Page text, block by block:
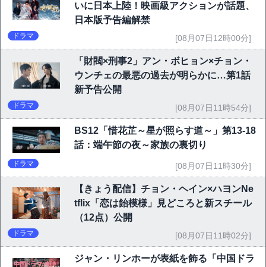
いに日本上陸！映画級アクションが話題、
日本版予告編解禁
ドラマ [08月07日12時00分]
「財閥×刑事2」アン・ボヒョン×チョン・
ウンチェの最悪の過去が明らかに…第1話
新予告公開
ドラマ [08月07日11時54分]
BS12「惜花芷～星が照らす道～」第13-18
話：端午節の夜～家族の裏切り
ドラマ [08月07日11時30分]
【きょう配信】チョン・ヘイン×ハヨンNe
tflix「恋は飴模様」見どころと新スチール
（12点）公開
ドラマ [08月07日11時02分]
ジャン・リンホーが表紙を飾る「中国ドラ